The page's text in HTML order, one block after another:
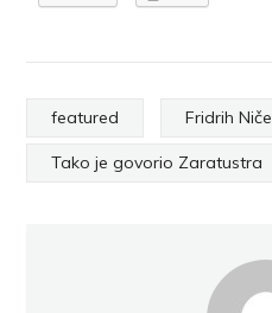
featured Fridrih Niče
Tako je govorio Zaratustra